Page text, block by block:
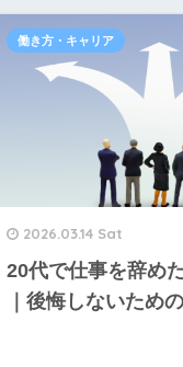
2026.03.14 Sat
20代で仕事を辞め
｜後悔しないため
働き方・キャリア